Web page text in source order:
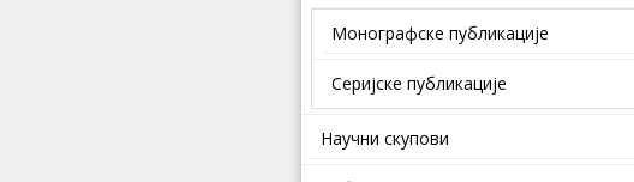
Монографске публикације
Серијске публикације
Научни скупови